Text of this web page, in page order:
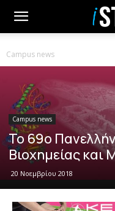
Campus news
Campus news
Το 69ο
Βιοχημείας και
20 Νοεμβρίου 2018